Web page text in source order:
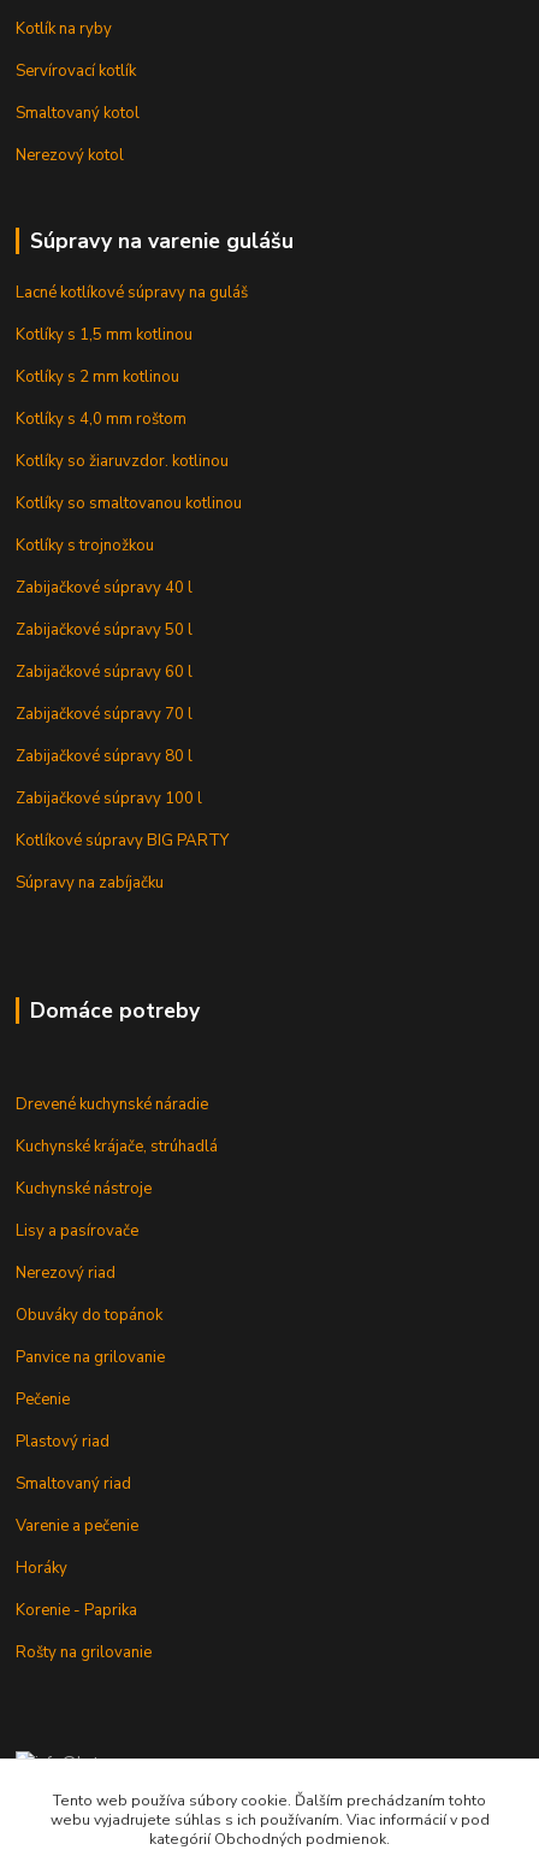
Kotlík na ryby
Servírovací kotlík
Smaltovaný kotol
Nerezový kotol
Súpravy na varenie gulášu
Lacné kotlíkové súpravy na guláš
Kotlíky s 1,5 mm kotlinou
Kotlíky s 2 mm kotlinou
Kotlíky s 4,0 mm roštom
Kotlíky so žiaruvzdor. kotlinou
Kotlíky so smaltovanou kotlinou
Kotlíky s trojnožkou
Zabijačkové súpravy 40 l
Zabijačkové súpravy 50 l
Zabijačkové súpravy 60 l
Zabijačkové súpravy 70 l
Zabijačkové súpravy 80 l
Zabijačkové súpravy 100 l
Kotlíkové súpravy BIG PARTY
Súpravy na zabíjačku
Domáce potreby
Drevené kuchynské náradie
Kuchynské krájače, strúhadlá
Kuchynské nástroje
Lisy a pasírovače
Nerezový riad
Obuváky do topánok
Panvice na grilovanie
Pečenie
Plastový riad
Smaltovaný riad
Varenie a pečenie
Horáky
Korenie - Paprika
Rošty na grilovanie
+421 902 212 007
od 8:00 - do 16:00 hod
Tento web používa súbory cookie. Ďalším prechádzaním tohto
webu vyjadrujete súhlas s ich používaním. Viac informácií v pod
kategórií Obchodných podmienok.